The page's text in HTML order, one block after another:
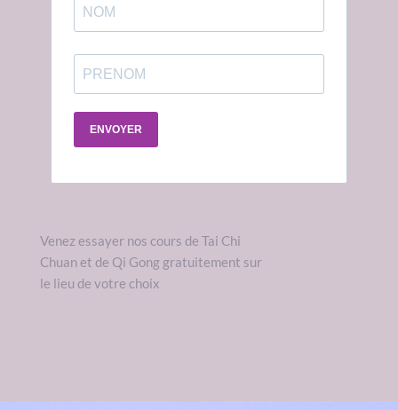
ENVOYER
Venez essayer nos cours de Tai Chi
Chuan et de Qi Gong gratuitement sur
le lieu de votre choix